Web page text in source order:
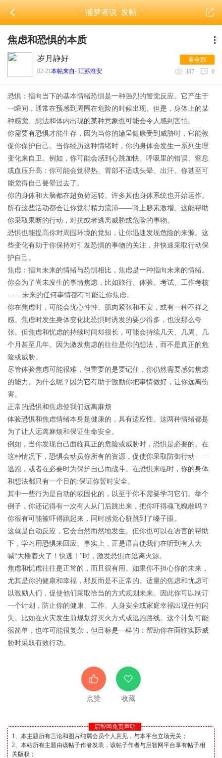
捕梦者说发帖
焦虑和恐惧的本质
岁月静好
02-21本帖来自- 江苏淮安
看全部
367
0
恐惧：指向当下的基本情绪恐惧是一种强烈的警觉反应。它产生于
一瞬间，通常在预感到周围在危险的时候出现。但是，身体上的某
种感觉、想法和体内出现的某种意象也可能会令人感到害怕。
你需要有恐惧才能生存，因为当你的婨呈健康受到威胁时，它能敦
促你保护自己。当你经历这种情绪时，你的身体会发生一系列生理
变化来自卫。例如，你可能会感到心跳加快、呼吸里的错误、窒息
或血压升高：你可能会觉得热、胃部不适或头晕、出汗。你甚至可
能觉得自己要晕过去了。
你的身体和大脑都在超负荷运转。许多其他身体系统也开始运作。
所有这些活动都会让你觉得精力流沛——肾上腺素激增。这能帮助
你采取果断的行动，对抗或者逃离威胁或危险的事物。
恐惧也能提高你对周围环境的觉知，让你迅速发现危险的来源。这
些变化有助于你保持对引发恐惧的事物的关注，并快速采取行动保
护自己。
焦虑：指向未来的情绪与恐惧相比，焦虑是一种指向未来的情绪。
你会为了尚未发生的事情焦虑，比如旅行、体验、考试、工作考核
······未来的任何事情都有可能让你焦虑。
你在焦虑时，可能会忧心忡忡、肌肉紧张和不安，或有一种不祥之
感。焦虑时发生身体变化比恐惧时诱发的要少得多，也没那么夸
张。但焦虑和忧虑的持续时间却很长，可能会持续几天、几周、几
个月甚至几年。因为激发焦虑的往往是你的想法，而不是真正的危
险或威胁。
尽管体验焦虑可能很难，但重要的是要记住，你仍然需要感知焦虑
的能力。为什么呢？因为它有助于激励你把事情做好，让你远离伤
害。
正常的恐惧和焦虑使我们远离麻烦
体验恐惧和焦虑情绪本身是健康的，具有适应性。这两种情绪都是
为了让人远离麻烦和保证生命安全。
例如，当你发现自己面临真正的危险或威胁时，恐惧是必要的。在
这种情况下，恐惧会动员你所有的资源，促使你采取防御行动——
逃跑，或者在必要时为保护自己而战斗。在恐惧来临时，你的身体
和想法都只有一个目的:保证你暂时安全。
其中一些行为是自动的或固化的，以至于你不需要学习它们。举个
例子，你还记得有一次有人从门后跳出来，把你吓得魂飞魄散吗？
你很有可能被吓得跳起来，同时感觉心脏跳到了嗓子眼。
这就是自动反应，它会自然而然地发生。但你也可以在语言的帮助
下，学习用恐惧来回应。事实上，正是语言使我们在听到有人大
喊“大楼着火了！快逃！”时，激发恐惧而逃离火源。
焦虑和忧虑往往是正常的，而且很有用。如果你不担心你的未来，
尤其是你的健康和幸福，那反而是不正常的。适量的焦虑和忧虑可
以激励人们，促使他们采取恰当的方式规划未来。因此你可以制订
一个计划，防止你的健康、工作、人身安全或家庭幸福出现任何闪
失。比如在火灾发生前规划好灭火方式或逃跑路线。这个计划可能
很简单，也咋可能很复杂，但目标是一样的：帮助你在面临实际威
胁时采取有效行动。
点赞 收藏
启智网免责声明
1、本主题所有言论和图片纯属会员个人意见，与本平台立场无关；
2、本站所有主题由该帖子作者发表，该帖子作者与启智网平台享有帖子相
关版权；